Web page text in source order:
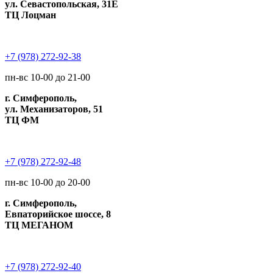
ул. Севастопольская, 31Е
ТЦ Лоцман
+7 (978) 272-92-38
пн-вс 10-00 до 21-00
г. Симферополь,
ул. Механизаторов, 51
ТЦ ФМ
+7 (978) 272-92-48
пн-вс 10-00 до 20-00
г. Симферополь,
Евпаторийское шоссе, 8
ТЦ МЕГАНОМ
+7 (978) 272-92-40